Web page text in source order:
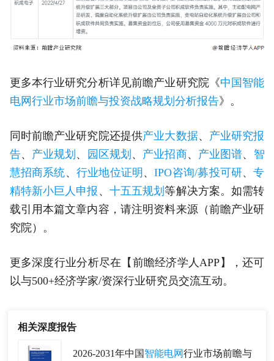
更多本行业研究分析详见前瞻产业研究院《中国智能
电网行业市场前瞻与投资战略规划分析报告》。
同时前瞻产业研究院还提供产业大数据、 产业研究报
告、 产业规划 、 园区规划 、 产业招商、 产业图谱、 智
慧招商系统、 行业地位证明 、IPO咨询/募投可研、专
精特新小巨人申报 、 十五五规划等解决方案。如需转
载引用本篇文章内容，请注明资料来源（前瞻产业研
究院）。
更多深度行业分析尽在【前瞻经济学人APP】，还可
以与500+经济学家/资深行业研究员交流互动。
相关深度报告
2026-2031年中国 智能电网行业市场前瞻与